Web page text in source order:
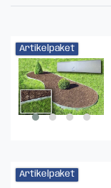
Artikelpaket
Artikelpaket